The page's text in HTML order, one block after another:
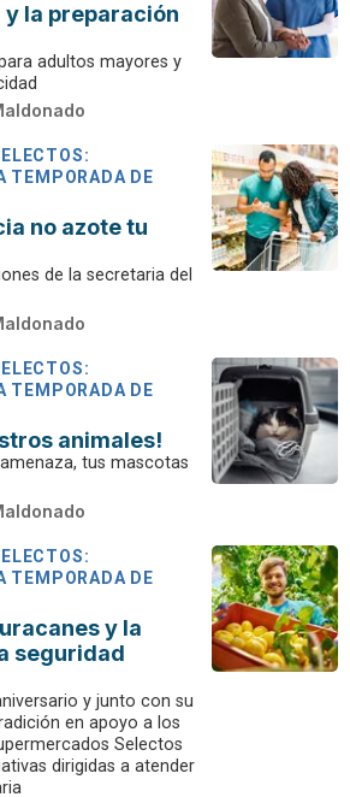
y la preparación
adultos mayores y
TEMPORADA DE
no azote tu
de la secretaria del
TEMPORADA DE
animales!
tus mascotas
TEMPORADA DE
y la
seguridad
y junto con su
en apoyo a los
Selectos
dirigidas a atender